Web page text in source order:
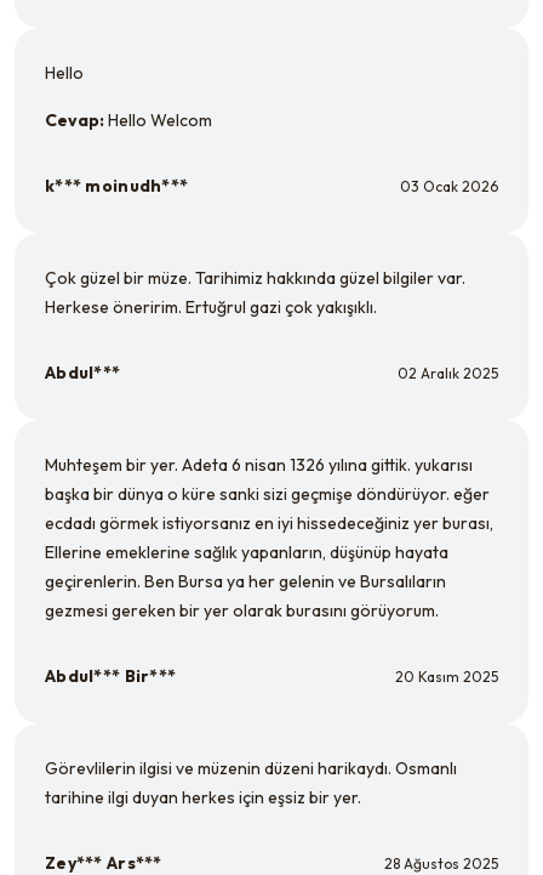
Hello
Cevap:Hello Welcom
k*** moinudh*** 03 Ocak 2026
Çok güzel bir müze. Tarihimiz hakkında güzel bilgiler var.
Herkese öneririm. Ertuğrul gazi çok yakışıklı.
Abdul*** 02 Aralık 2025
Muhteşem bir yer. Adeta 6 nisan 1326 yılına gittik. yukarısı
başka bir dünya o küre sanki sizi geçmişe döndürüyor. eğer
ecdadı görmek istiyorsanız en iyi hissedeceğiniz yer burası,
Ellerine emeklerine sağlık yapanların, düşünüp hayata
geçirenlerin. Ben Bursa ya her gelenin ve Bursalıların
gezmesi gereken bir yer olarak burasını görüyorum.
Abdul*** Bir*** 20 Kasım 2025
Görevlilerin ilgisi ve müzenin düzeni harikaydı. Osmanlı
tarihine ilgi duyan herkes için eşsiz bir yer.
Zey*** Ars*** 28 Ağustos 2025